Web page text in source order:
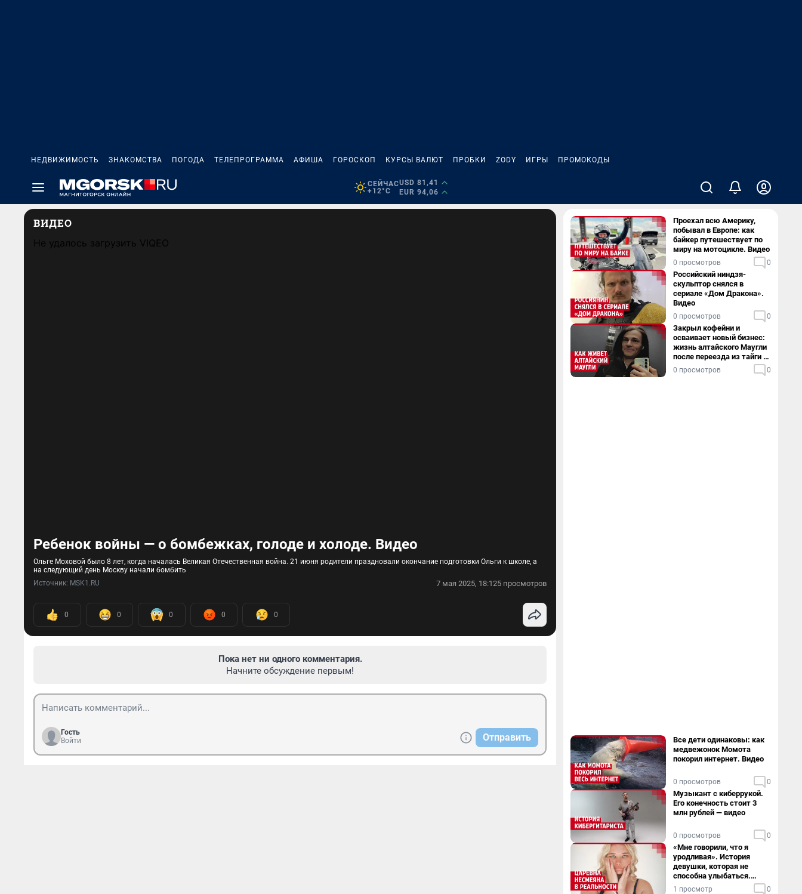
НЕДВИЖИМОСТЬ ЗНАКОМСТВА ПОГОДА ТЕЛЕПРОГРАММА АФИША ГОРОСКОП КУРСЫ ВАЛЮТ ПРОБКИ ZODY ИГРЫ ПРОМОКОДЫ
СЕЙЧАС
+12°C
USD 81,41
EUR 94,06
ВИДЕО
Не удалось загрузить VIQEO
Ребенок войны — о бомбежках, голоде и холоде. Видео
Ольге Моховой было 8 лет, когда началась Великая Отечественная война. 21 июня родители праздновали окончание подготовки Ольги к школе, а
на следующий день Москву начали бомбить
Источник: MSK1.RU 7 мая 2025, 18:125 просмотров
0 0 0 0 0
Пока нет ни одного комментария.
Начните обсуждение первым!
Гость
Войти
Отправить
Проехал всю Америку,
побывал в Европе: как
байкер путешествует по
миру на мотоцикле. Видео
0 просмотров 0
Российский ниндзя-
скульптор снялся в
сериале «Дом Дракона».
Видео
0 просмотров 0
Закрыл кофейни и
осваивает новый бизнес:
жизнь алтайского Маугли
после переезда из тайги в
столицу
0 просмотров 0
Все дети одинаковы: как
медвежонок Момота
покорил интернет. Видео
0 просмотров 0
Музыкант с киберрукой.
Его конечность стоит 3
млн рублей — видео
0 просмотров 0
«Мне говорили, что я
уродливая». История
девушки, которая не
способна улыбаться.
Видео
1 просмотр 0